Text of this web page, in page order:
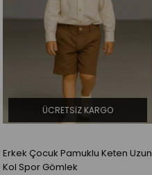
Erkek Çocuk Pamuklu Keten Uzun
Kol Spor Gömlek
ÜCRETSIZ KARGO